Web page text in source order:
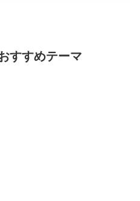
すすめテーマ